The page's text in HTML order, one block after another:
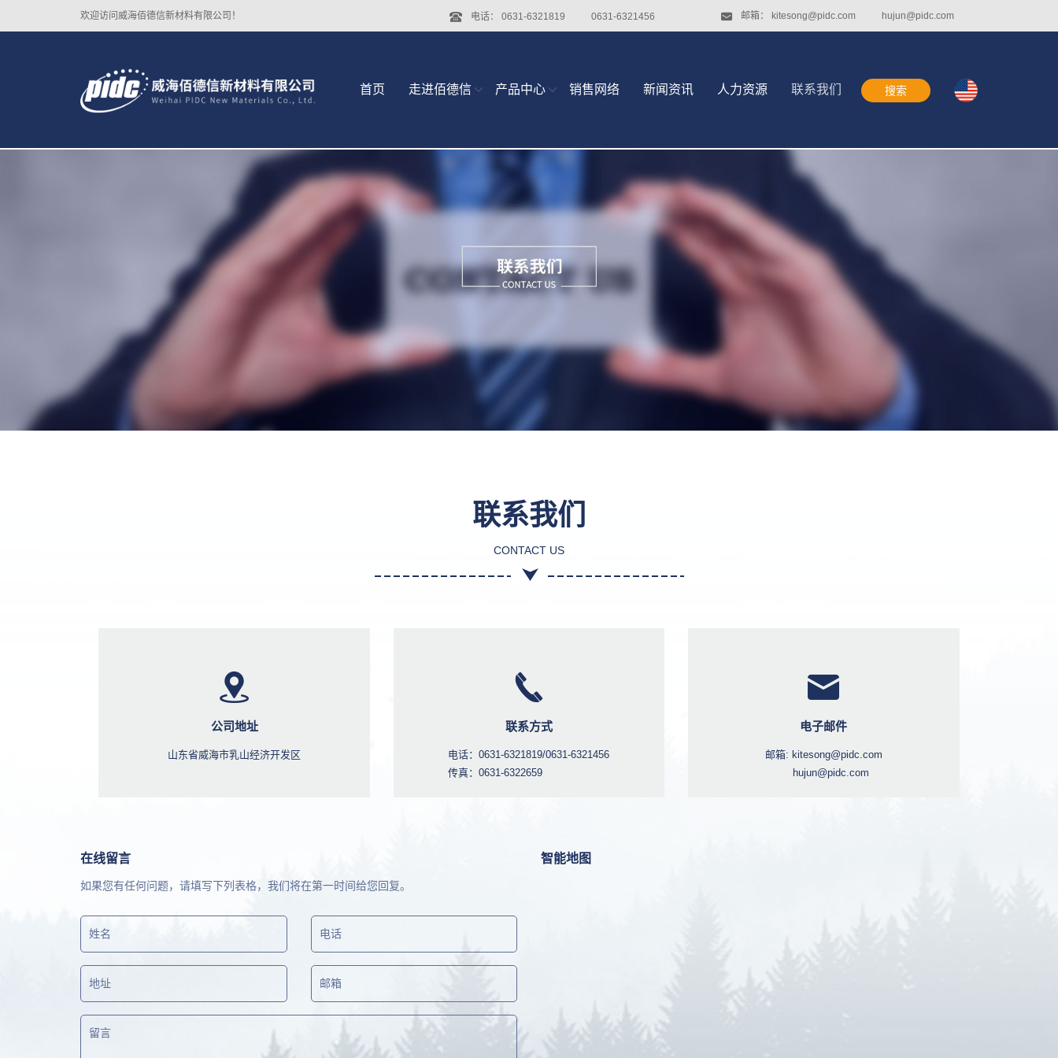
欢迎访问威海佰德信新材料有限公司！ 电话： 0631-6321819 0631-6321456 邮箱： kitesong@pidc.com hujun@pidc.com
搜索
首页 走进佰德信 产品中心 销售网络 新闻资讯 人力资源 联系我们
联系我们
CONTACT US
公司地址
山东省威海市乳山经济开发区
联系方式
电话：0631-6321819/0631-6321456
传真：0631-6322659
电子邮件
邮箱: kitesong@pidc.com
hujun@pidc.com
在线留言
如果您有任何问题，请填写下列表格，我们将在第一时间给您回复。
智能地图